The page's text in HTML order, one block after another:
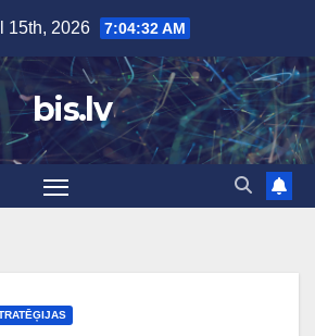
15th, 2026 7:04:33 AM
bis.lv